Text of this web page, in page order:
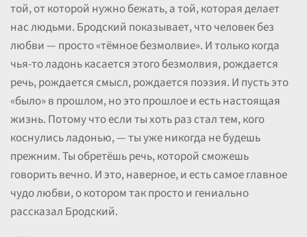
той, от которой нужно бежать, а той, которая делает
нас людьми. Бродский показывает, что человек без
любви — просто «тёмное безмолвие». И только когда
чья-то ладонь касается этого безмолвия, рождается
речь, рождается смысл, рождается поэзия. И пусть это
«было» в прошлом, но это прошлое и есть настоящая
жизнь. Потому что если ты хоть раз стал тем, кого
коснулись ладонью, — ты уже никогда не будешь
прежним. Ты обретёшь речь, которой сможешь
говорить вечно. И это, наверное, и есть самое главное
чудо любви, о котором так просто и гениально
рассказал Бродский.